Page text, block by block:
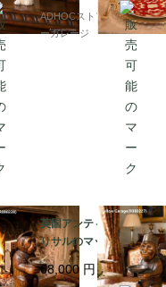
ロ
ADHOCストア・イエロ
ーガレージ
彫
ダ
ェ
英国アンティーク 木彫
りサルのマッチホルダ
ー＆灰皿付きオブジェ
68,000 円